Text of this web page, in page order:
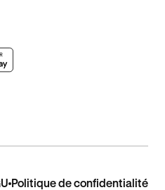
Politique de confidentialité